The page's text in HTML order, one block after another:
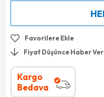
Favorilere Ekle
Fiyat Düşünce Haber Ver
Kargo
Bedava